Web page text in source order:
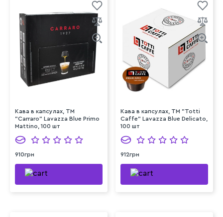
Кава в капсулах, TM
"Carraro" Lavazza Blue Primo
Mattino, 100 шт
910грн
Кава в капсулах, TM "Totti
Caffe" Lavazza Blue Delicato,
100 шт
912грн